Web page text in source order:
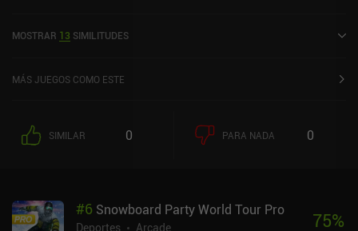
valoración actual de 4,6 sobre 5,0 en Google Play y de 4,5 sobre 5,0
MOSTRAR 13 SIMILITUDES
MÁS JUEGOS COMO ESTE
SIMILAR 0 PARA NADA 0
#6 Snowboard Party World Tour Pro
Deportes
Arcade
75%